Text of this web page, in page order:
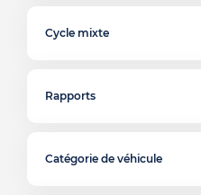
Cycle mixte
Rapports
Catégorie de véhicule